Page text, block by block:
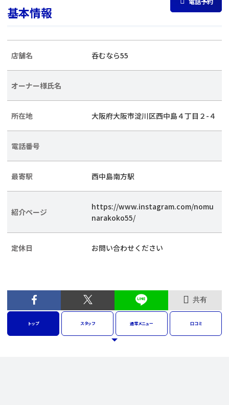
基本情報
店舗名 呑むなら55
オーナー様氏名
所在地 大阪府大阪市淀川区西中島４丁目２-４
電話番号
最寄駅 西中島南方駅
紹介ページ
https://www.instagram.com/nomu
narakoko55/
定休日 お問い合わせください
共有
トップ スタッフ 通常メニュー 口コミ